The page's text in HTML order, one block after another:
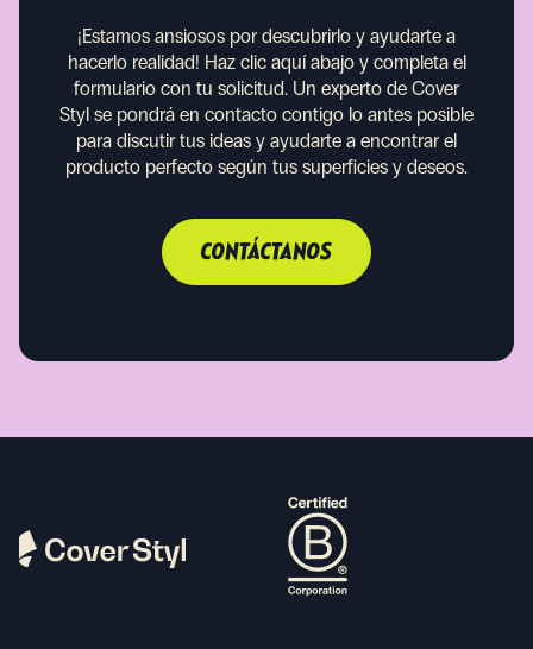
¡Estamos ansiosos por descubrirlo y ayudarte a
hacerlo realidad! Haz clic aquí abajo y completa el
formulario con tu solicitud. Un experto de Cover
Styl se pondrá en contacto contigo lo antes posible
para discutir tus ideas y ayudarte a encontrar el
producto perfecto según tus superficies y deseos.
CONTÁCTANOS